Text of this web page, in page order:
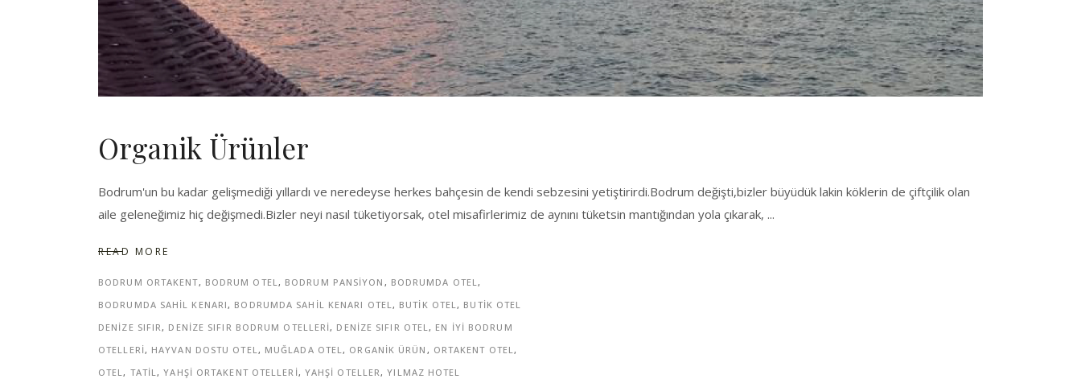
Organik Ürünler
Bodrum'un bu kadar gelişmediği yıllardı ve neredeyse herkes bahçesin de kendi sebzesini yetiştirirdi.Bodrum değişti,bizler büyüdük lakin köklerin de çiftçilik olan
aile geleneğimiz hiç değişmedi.Bizler neyi nasıl tüketiyorsak, otel misafirlerimiz de aynını tüketsin mantığından yola çıkarak,
READ MORE
BODRUM ORTAKENT, BODRUM OTEL , BODRUM PANSIYON , BODRUMDA OTEL ,
BODRUMDA SAHIL KENARI , BODRUMDA SAHIL KENARI OTEL , BUTIK OTEL , BUTIK OTEL
DENIZE SIFIR , DENIZE SIFIR BODRUM OTELLERI , DENIZE SIFIR OTEL , EN IYI BODRUM
OTELLERI , HAYVAN DOSTU OTEL , MUĞLADA OTEL , ORGANIK ÜRÜN , ORTAKENT OTEL ,
OTEL , TATIL ,YAHŞI ORTAKENT OTELLERI , YAHŞI OTELLER ,YILMAZ HOTEL